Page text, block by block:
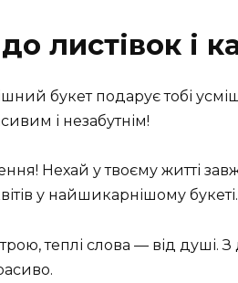
листівок і
букет подарує тобі
і незабутнім!
Нехай у твоєму житті
у найшикарнішому букеті.
теплі слова — від душі.